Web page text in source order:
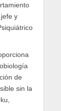
y
de
sin la